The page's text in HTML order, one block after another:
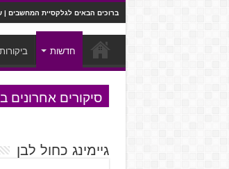
ברוכים הבאים לגלקסיית המחשבים | שבת , 8
חדשות ביקורות
סיקורים אחרונים
גיימינג כחול לבן